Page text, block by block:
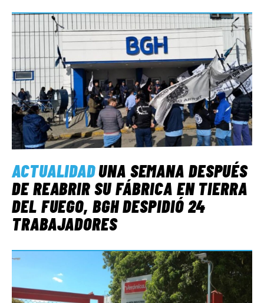
ACTUALIDADUNA SEMANA DESPUÉS
DE REABRIR SU FÁBRICA EN TIERRA
DEL FUEGO, BGH DESPIDIÓ 24
TRABAJADORES